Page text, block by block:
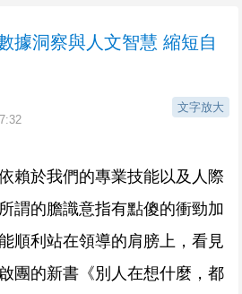
據洞察與人文智慧 縮短自
文字放大
賴於我們的專業技能以及人際
謂的膽識意指有點傻的衝勁加
順利站在領導的肩膀上，看見
團的新書《別人在想什麼，都